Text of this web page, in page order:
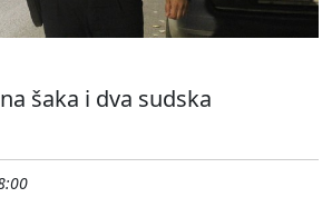
šaka i dva sudska